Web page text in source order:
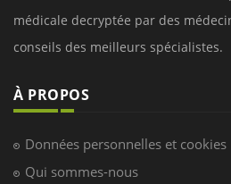
médicale decryptée par des
conseils des meilleurs spécialistes.
À PROPOS
Données personnelles et cookies
Qui sommes-nous